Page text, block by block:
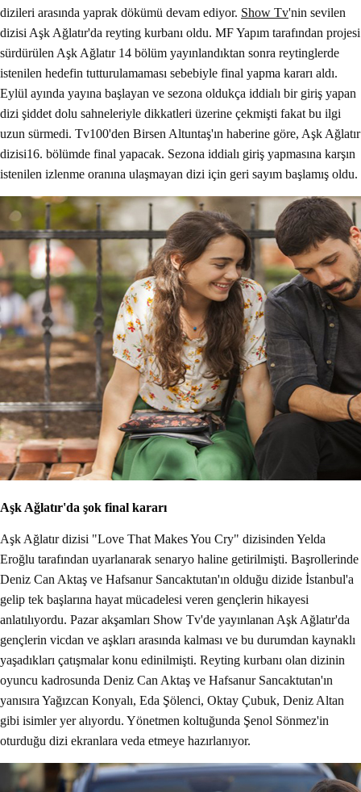
dizileri arasında yaprak dökümü devam ediyor. Show Tv'nin sevilen
dizisi Aşk Ağlatır'da reyting kurbanı oldu. MF Yapım tarafından projesi
sürdürülen Aşk Ağlatır 14 bölüm yayınlandıktan sonra reytinglerde
istenilen hedefin tutturulamaması sebebiyle final yapma kararı aldı.
Eylül ayında yayına başlayan ve sezona oldukça iddialı bir giriş yapan
dizi şiddet dolu sahneleriyle dikkatleri üzerine çekmişti fakat bu ilgi
uzun sürmedi. Tv100'den Birsen Altuntaş'ın haberine göre, Aşk Ağlatır
dizisi16. bölümde final yapacak. Sezona iddialı giriş yapmasına karşın
istenilen izlenme oranına ulaşmayan dizi için geri sayım başlamış oldu.
Aşk Ağlatır'da şok final kararı
Aşk Ağlatır dizisi "Love That Makes You Cry" dizisinden Yelda
Eroğlu tarafından uyarlanarak senaryo haline getirilmişti. Başrollerinde
Deniz Can Aktaş ve Hafsanur Sancaktutan'ın olduğu dizide İstanbul'a
gelip tek başlarına hayat mücadelesi veren gençlerin hikayesi
anlatılıyordu. Pazar akşamları Show Tv'de yayınlanan Aşk Ağlatır'da
gençlerin vicdan ve aşkları arasında kalması ve bu durumdan kaynaklı
yaşadıkları çatışmalar konu edinilmişti. Reyting kurbanı olan dizinin
oyuncu kadrosunda Deniz Can Aktaş ve Hafsanur Sancaktutan'ın
yanısıra Yağızcan Konyalı, Eda Şölenci, Oktay Çubuk, Deniz Altan
gibi isimler yer alıyordu. Yönetmen koltuğunda Şenol Sönmez'in
oturduğu dizi ekranlara veda etmeye hazırlanıyor.